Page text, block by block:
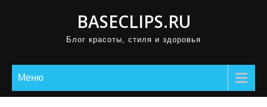
BASECLIPS.RU
Блог красоты, стиля и здоровья
Меню